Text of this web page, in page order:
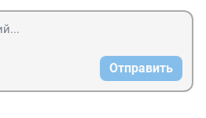
Отправить